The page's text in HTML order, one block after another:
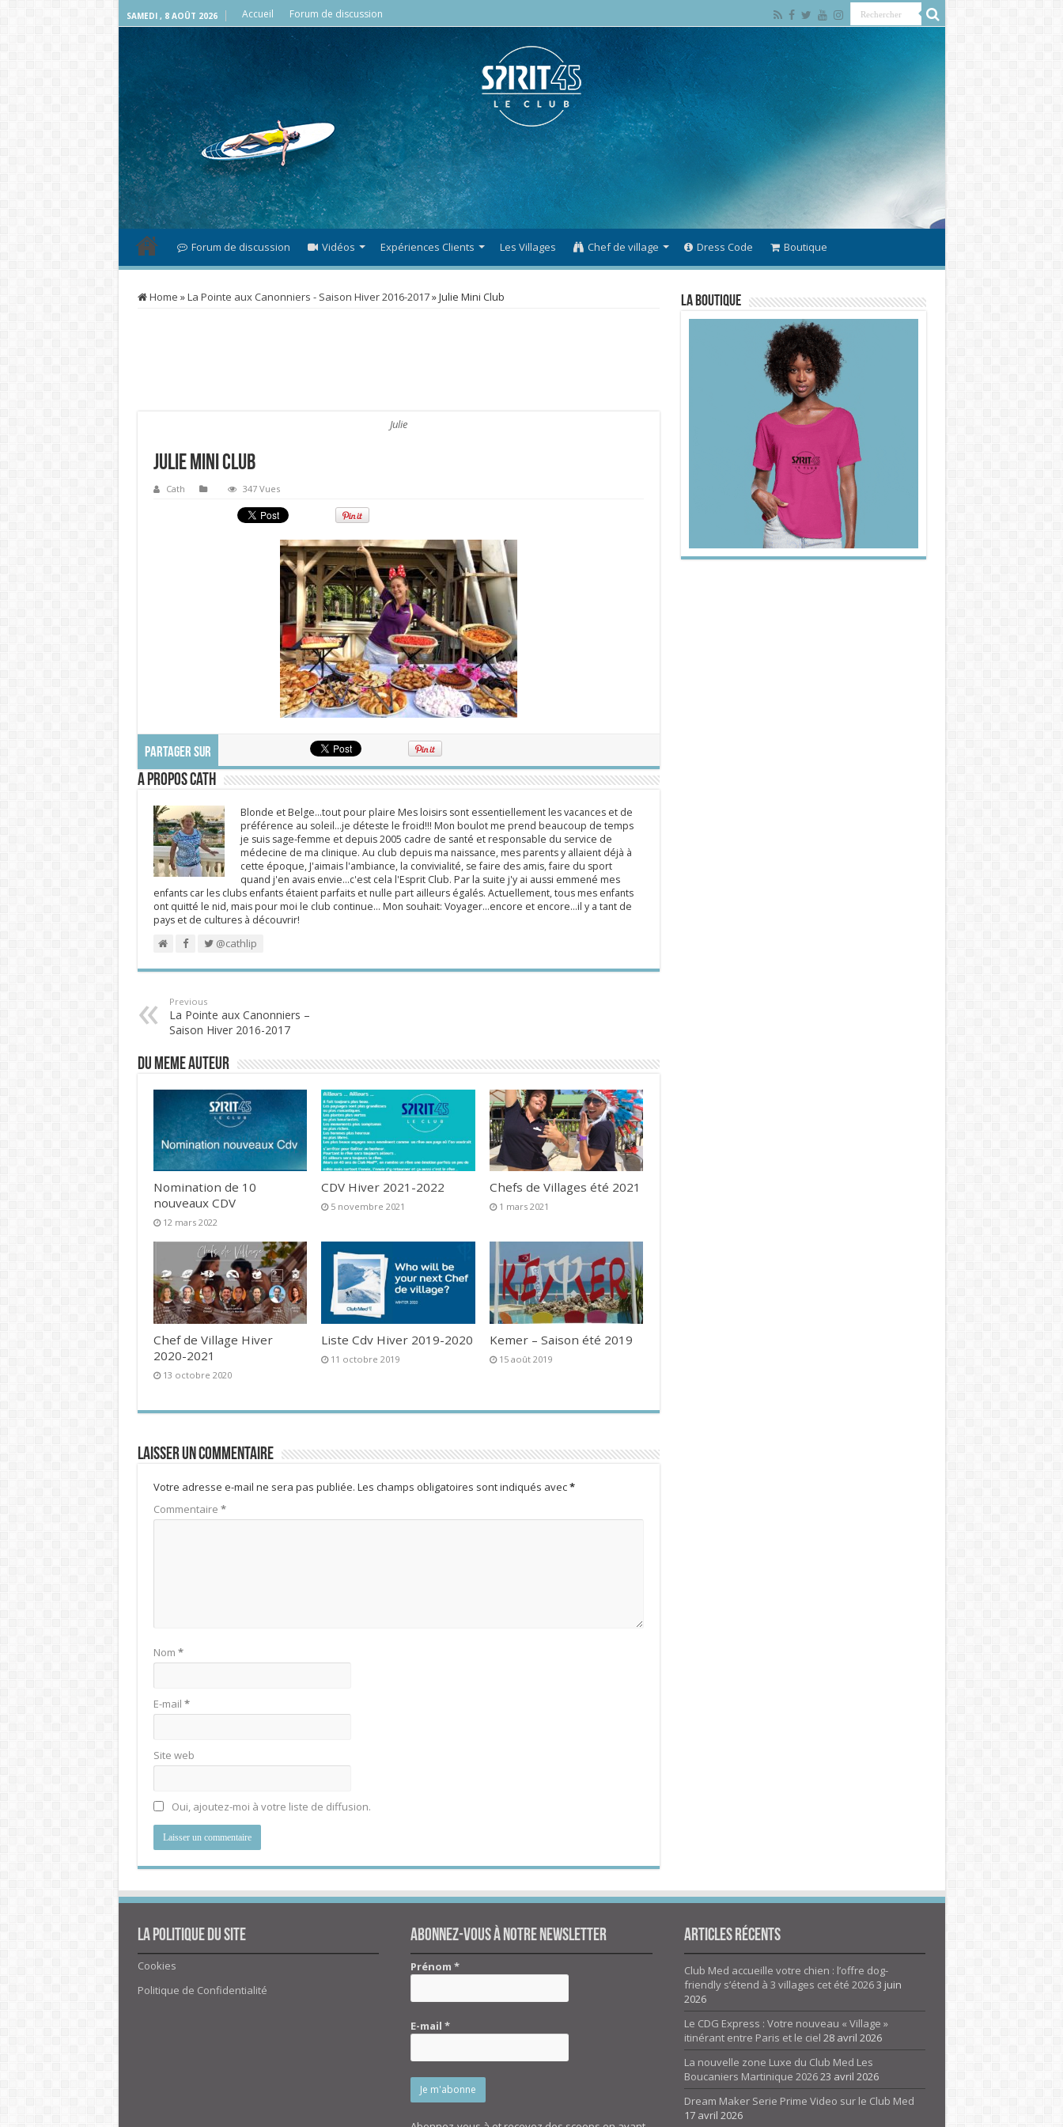
SAMEDI , 8 AOÛT 2026 Accueil Forum de discussion
Forum de discussion Vidéos Expériences Clients Les Villages Chef de village Dress Code Boutique
Home »La Pointe aux Canonniers - Saison Hiver 2016-2017»Julie Mini Club
Julie
Julie Mini Club
Cath 347 Vues
PARTAGER SUR
A propos Cath
Blonde et Belge...tout pour plaire Mes loisirs sont essentiellement les vacances et de
préférence au soleil...je déteste le froid!!! Mon boulot me prend beaucoup de temps
je suis sage-femme et depuis 2005 cadre de santé et responsable du service de
médecine de ma clinique. Au club depuis ma naissance, mes parents y allaient déjà à
cette époque, J'aimais l'ambiance, la convivialité, se faire des amis, faire du sport
quand j'en avais envie...c'est cela l'Esprit Club. Par la suite j'y ai aussi emmené mes
enfants car les clubs enfants étaient parfaits et nulle part ailleurs égalés. Actuellement, tous mes enfants
ont quitté le nid, mais pour moi le club continue... Mon souhait: Voyager...encore et encore...il y a tant de
pays et de cultures à découvrir!
@cathlip
Previous
La Pointe aux Canonniers –
Saison Hiver 2016-2017
DU MEME AUTEUR
Nomination de 10
nouveaux CDV
12 mars 2022
CDV Hiver 2021-2022
5 novembre 2021
Chefs de Villages été 2021
1 mars 2021
Chef de Village Hiver
2020-2021
13 octobre 2020
Liste Cdv Hiver 2019-2020
11 octobre 2019
Kemer – Saison été 2019
15 août 2019
Laisser un commentaire
Votre adresse e-mail ne sera pas publiée. Les champs obligatoires sont indiqués avec*
Commentaire *
Nom *
E-mail *
Site web
Oui, ajoutez-moi à votre liste de diffusion.
La Boutique
La politique du site
Cookies
Politique de Confidentialité
Abonnez-vous à notre newsletter
Prénom*
E-mail*
Articles Récents
Club Med accueille votre chien : l’offre dog-
friendly s’étend à 3 villages cet été 20263 juin
2026
Le CDG Express : Votre nouveau « Village »
itinérant entre Paris et le ciel 28 avril 2026
La nouvelle zone Luxe du Club Med Les
Boucaniers Martinique 202623 avril 2026
Dream Maker Serie Prime Video sur le Club Med
17 avril 2026